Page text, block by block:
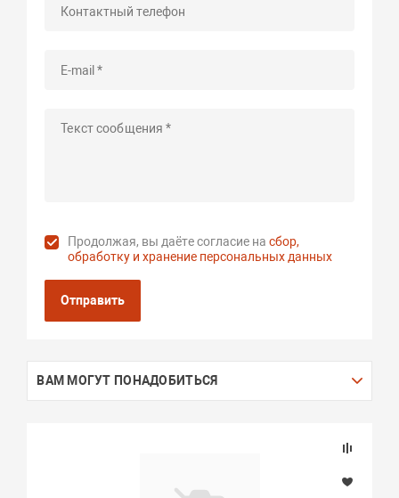
Продолжая, вы даёте согласие насбор,
обработку и хранение персональных данных
Отправить
ВАМ МОГУТ ПОНАДОБИТЬСЯ